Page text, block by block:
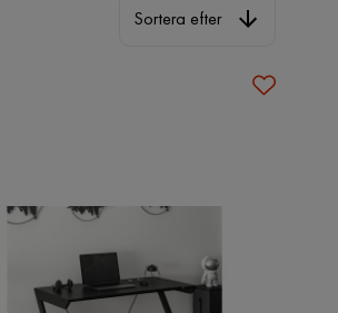
Sortera efter